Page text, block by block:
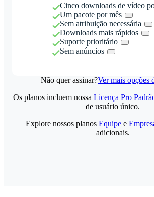
Cinco downloads de vídeo
Um pacote por mês
Sem atribuição necessária
Downloads mais rápidos
Suporte prioritário
Sem anúncios
Não quer assinar?Ver mais opções
Os planos incluem nossa Licença Pro
de usuário único.
Explore nossos planos Equipee
adicionais.